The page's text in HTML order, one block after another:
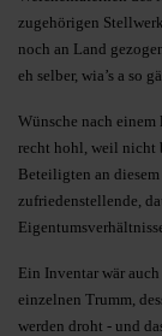
zugehörigen
noch an Land
eh selber, wia’s a so
Wünsche nach
recht hohl, weil nicht
Beteiligten an
zufriedenstellende,
Ein Inventar wär
einzelnen Trumm,
werden droht - und